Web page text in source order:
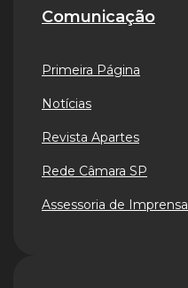
Comunicação
Primeira Página
Notícias
Revista Apartes
Rede Câmara SP
Assessoria de Imprensa